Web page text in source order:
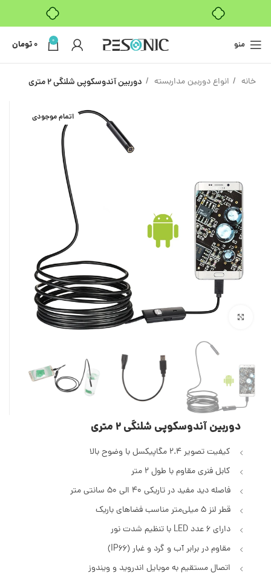
منو 0
0تومان
خانه انواع دوربین مداربسته دوربین آندوسکوپی شلنگی 2 متری
اتمام موجودی
بزرگنمایی تصویر
دوربین آندوسکوپی شلنگی 2 متری
کیفیت تصویر 2.4 مگاپیکسل با وضوح بالا
کابل فنری مقاوم با طول 2 متر
فاصله دید مفید در تاریکی 40 الی 50 سانتی متر
قطر لنز 5 میلی‌متر مناسب فضاهای باریک
دارای 6 عدد LED با تنظیم شدت نور
مقاوم در برابر آب و گرد و غبار (IP66)
اتصال مستقیم به موبایل اندروید و ویندوز